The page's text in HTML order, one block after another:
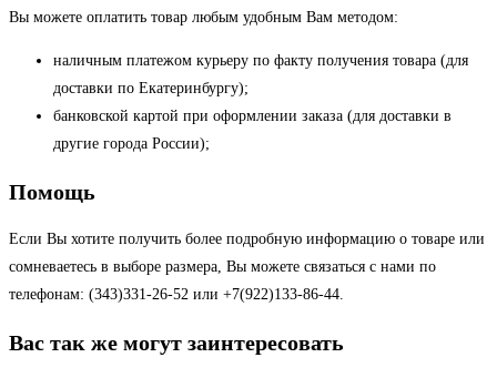
Вы можете оплатить товар любым удобным Вам методом:
наличным платежом курьеру по факту получения товара (для
доставки по Екатеринбургу);
банковской картой при оформлении заказа (для доставки в
другие города России);
Помощь
Если Вы хотите получить более подробную информацию о товаре или
сомневаетесь в выборе размера, Вы можете связаться с нами по
телефонам: (343)331-26-52 или +7(922)133-86-44.
Вас так же могут заинтересовать